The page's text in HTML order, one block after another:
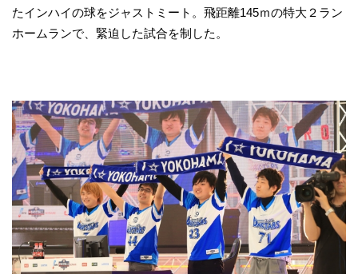
たインハイの球をジャストミート。飛距離145ｍの特大２ラン
ホームランで、緊迫した試合を制した。